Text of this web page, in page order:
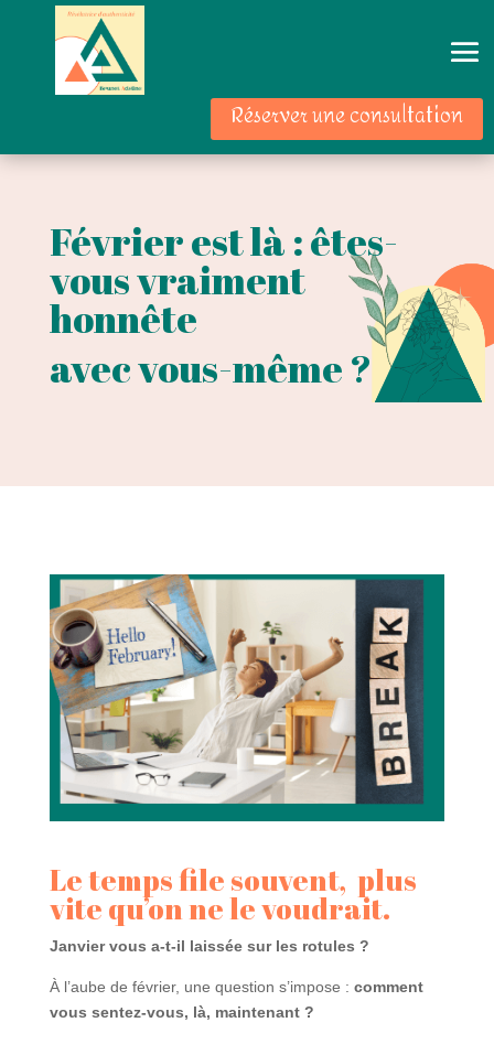
Réserver une consultation
Février est là : êtes-
vous vraiment
honnête
avec vous-même ?
Le temps file souvent, plus
vite qu’on ne le voudrait.
Janvier vous a-t-il laissée sur les rotules ?
À l’aube de février, une question s’impose : comment
vous sentez-vous, là, maintenant ?